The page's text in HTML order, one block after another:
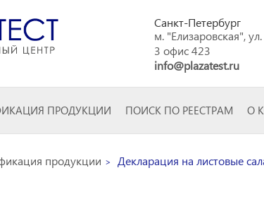
Санкт-Петербург
м. "Елизаровская",
3 офис 423
info@plazatest.ru
ПРОДУКЦИИ ПОИСК ПО РЕЕСТРАМ О
продукции Декларация на листовые